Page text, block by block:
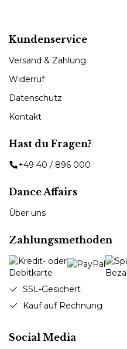
Kundenservice
Versand & Zahlung
Widerruf
Datenschutz
Kontakt
Hast du Fragen?
+49 40 / 896 000
Dance Affairs
Über uns
Zahlungsmethoden
SSL-Gesichert
Kauf auf Rechnung
Social Media